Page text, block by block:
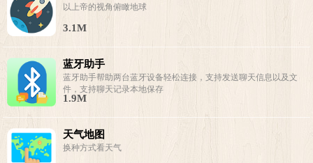
以上帝的视角俯瞰地球
3.1M
蓝牙助手
蓝牙助手帮助两台蓝牙设备轻松连接，支持发送聊天信息以及文
件，支持聊天记录本地保存
1.9M
天气地图
换种方式看天气